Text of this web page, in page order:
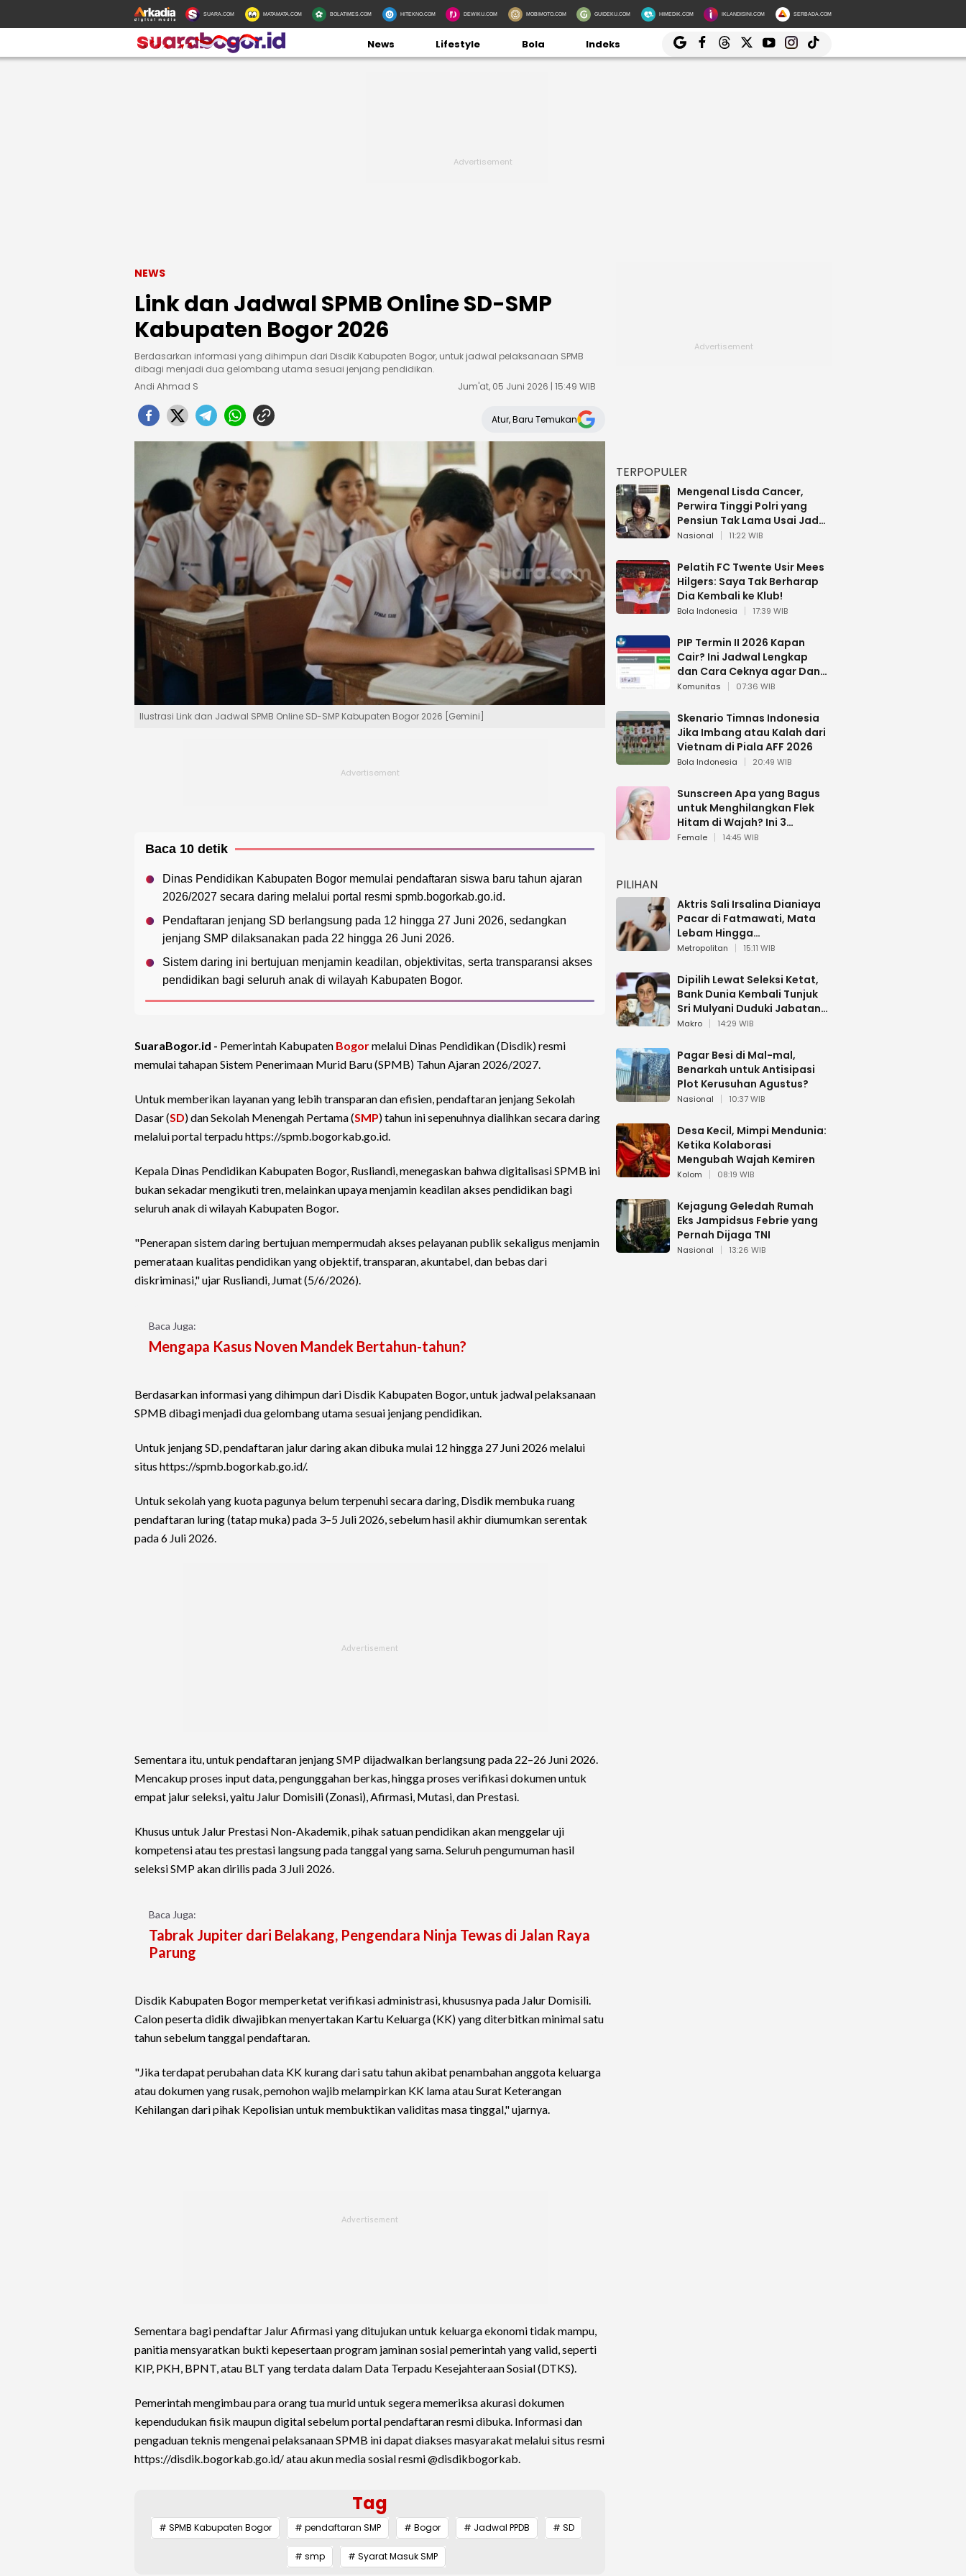
SUARA.COM MATAMATA.COM BOLATIMES.COM HITEKNO.COM DEWIKU.COM MOBIMOTO.COM GUIDEKU.COM HIMEDIK.COM IKLANDISINI.COM SERBADA.COM
News Lifestyle Bola Indeks
NEWS
Link dan Jadwal SPMB Online SD-SMP
Kabupaten Bogor 2026
Berdasarkan informasi yang dihimpun dari Disdik Kabupaten Bogor, untuk jadwal pelaksanaan SPMB
dibagi menjadi dua gelombang utama sesuai jenjang pendidikan.
Andi Ahmad S
Jum'at, 05 Juni 2026 | 15:49 WIB
Atur, Baru Temukan
Ilustrasi Link dan Jadwal SPMB Online SD-SMP Kabupaten Bogor 2026 [Gemini]
Baca 10 detik
Dinas Pendidikan Kabupaten Bogor memulai pendaftaran siswa baru tahun ajaran
2026/2027 secara daring melalui portal resmi spmb.bogorkab.go.id.
Pendaftaran jenjang SD berlangsung pada 12 hingga 27 Juni 2026, sedangkan
jenjang SMP dilaksanakan pada 22 hingga 26 Juni 2026.
Sistem daring ini bertujuan menjamin keadilan, objektivitas, serta transparansi akses
pendidikan bagi seluruh anak di wilayah Kabupaten Bogor.
SuaraBogor.id - Pemerintah Kabupaten Bogormelalui Dinas Pendidikan (Disdik) resmi
memulai tahapan Sistem Penerimaan Murid Baru (SPMB) Tahun Ajaran 2026/2027.
Untuk memberikan layanan yang lebih transparan dan efisien, pendaftaran jenjang Sekolah
Dasar (SD) dan Sekolah Menengah Pertama (SMP) tahun ini sepenuhnya dialihkan secara daring
melalui portal terpadu https://spmb.bogorkab.go.id.
Kepala Dinas Pendidikan Kabupaten Bogor, Rusliandi, menegaskan bahwa digitalisasi SPMB ini
bukan sekadar mengikuti tren, melainkan upaya menjamin keadilan akses pendidikan bagi
seluruh anak di wilayah Kabupaten Bogor.
"Penerapan sistem daring bertujuan mempermudah akses pelayanan publik sekaligus menjamin
pemerataan kualitas pendidikan yang objektif, transparan, akuntabel, dan bebas dari
diskriminasi," ujar Rusliandi, Jumat (5/6/2026).
Baca Juga:
Mengapa Kasus Noven Mandek Bertahun-tahun?
Berdasarkan informasi yang dihimpun dari Disdik Kabupaten Bogor, untuk jadwal pelaksanaan
SPMB dibagi menjadi dua gelombang utama sesuai jenjang pendidikan.
Untuk jenjang SD, pendaftaran jalur daring akan dibuka mulai 12 hingga 27 Juni 2026 melalui
situs https://spmb.bogorkab.go.id/.
Untuk sekolah yang kuota pagunya belum terpenuhi secara daring, Disdik membuka ruang
pendaftaran luring (tatap muka) pada 3–5 Juli 2026, sebelum hasil akhir diumumkan serentak
pada 6 Juli 2026.
Sementara itu, untuk pendaftaran jenjang SMP dijadwalkan berlangsung pada 22–26 Juni 2026.
Mencakup proses input data, pengunggahan berkas, hingga proses verifikasi dokumen untuk
empat jalur seleksi, yaitu Jalur Domisili (Zonasi), Afirmasi, Mutasi, dan Prestasi.
Khusus untuk Jalur Prestasi Non-Akademik, pihak satuan pendidikan akan menggelar uji
kompetensi atau tes prestasi langsung pada tanggal yang sama. Seluruh pengumuman hasil
seleksi SMP akan dirilis pada 3 Juli 2026.
Baca Juga:
Tabrak Jupiter dari Belakang, Pengendara Ninja Tewas di Jalan Raya
Parung
Disdik Kabupaten Bogor memperketat verifikasi administrasi, khususnya pada Jalur Domisili.
Calon peserta didik diwajibkan menyertakan Kartu Keluarga (KK) yang diterbitkan minimal satu
tahun sebelum tanggal pendaftaran.
"Jika terdapat perubahan data KK kurang dari satu tahun akibat penambahan anggota keluarga
atau dokumen yang rusak, pemohon wajib melampirkan KK lama atau Surat Keterangan
Kehilangan dari pihak Kepolisian untuk membuktikan validitas masa tinggal," ujarnya.
Sementara bagi pendaftar Jalur Afirmasi yang ditujukan untuk keluarga ekonomi tidak mampu,
panitia mensyaratkan bukti kepesertaan program jaminan sosial pemerintah yang valid, seperti
KIP, PKH, BPNT, atau BLT yang terdata dalam Data Terpadu Kesejahteraan Sosial (DTKS).
Pemerintah mengimbau para orang tua murid untuk segera memeriksa akurasi dokumen
kependudukan fisik maupun digital sebelum portal pendaftaran resmi dibuka. Informasi dan
pengaduan teknis mengenai pelaksanaan SPMB ini dapat diakses masyarakat melalui situs resmi
https://disdik.bogorkab.go.id/ atau akun media sosial resmi @disdikbogorkab.
Tag
# SPMB Kabupaten Bogor # pendaftaran SMP # Bogor # Jadwal PPDB # SD
# smp # Syarat Masuk SMP
TERPOPULER
Mengenal Lisda Cancer,
Perwira Tinggi Polri yang
Pensiun Tak Lama Usai Jadi
Brigjen
Nasional 11:22 WIB
Pelatih FC Twente Usir Mees
Hilgers: Saya Tak Berharap
Dia Kembali ke Klub!
Bola Indonesia 17:39 WIB
PIP Termin II 2026 Kapan
Cair? Ini Jadwal Lengkap
dan Cara Ceknya agar Dana
Tidak Hangus!
Komunitas 07:36 WIB
Skenario Timnas Indonesia
Jika Imbang atau Kalah dari
Vietnam di Piala AFF 2026
Bola Indonesia 20:49 WIB
Sunscreen Apa yang Bagus
untuk Menghilangkan Flek
Hitam di Wajah? Ini 3
Rekomendasi sesuai Review
Female 14:45 WIB
PILIHAN
Aktris Sali Irsalina Dianiaya
Pacar di Fatmawati, Mata
Lebam Hingga
Diselamatkan Polantas
Metropolitan 15:11 WIB
Dipilih Lewat Seleksi Ketat,
Bank Dunia Kembali Tunjuk
Sri Mulyani Duduki Jabatan
Strategis
Makro 14:29 WIB
Pagar Besi di Mal-mal,
Benarkah untuk Antisipasi
Plot Kerusuhan Agustus?
Nasional 10:37 WIB
Desa Kecil, Mimpi Mendunia:
Ketika Kolaborasi
Mengubah Wajah Kemiren
Kolom 08:19 WIB
Kejagung Geledah Rumah
Eks Jampidsus Febrie yang
Pernah Dijaga TNI
Nasional 13:26 WIB